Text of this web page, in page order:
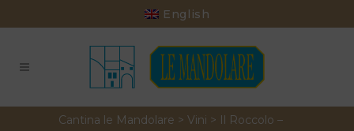
English
Cantina le Mandolare > Vini > Il Roccolo –